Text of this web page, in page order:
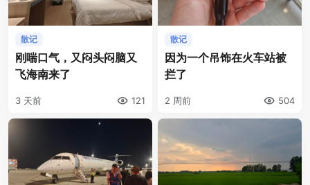
散记
刚喘口气，又闷头闷脑又
飞海南来了
3 天前 121
散记
因为一个吊饰在火车站被
拦了
2 周前 504